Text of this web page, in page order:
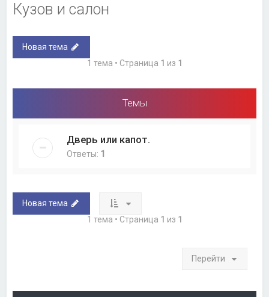
Кузов и салон
Новая тема
1 тема • Страница 1 из 1
Темы
Дверь или капот.
Ответы: 1
Новая тема
1 тема • Страница 1 из 1
Перейти